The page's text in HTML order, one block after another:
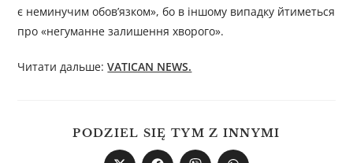
є неминучим обов’язком», бо в іншому випадку йтиметься
про «негуманне залишення хворого».
Читати дальше:VATICAN NEWS.
PODZIEL SIĘ TYM Z INNYMI